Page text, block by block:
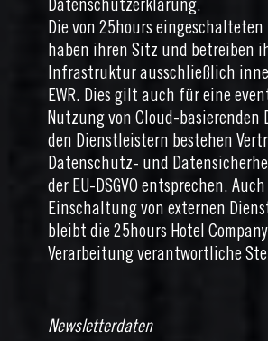
Datenschutzerklärung.
Die von 25hours
haben ihren Sitz und betreiben
Infrastruktur ausschließlich
EWR. Dies gilt auch für eine
Nutzung von Cloud-basierenden
den Dienstleistern bestehen
Datenschutz- und
der EU-DSGVO entsprechen.
Einschaltung von externen
bleibt die 25hours Hotel
Verarbeitung verantwortliche
Newsletterdaten